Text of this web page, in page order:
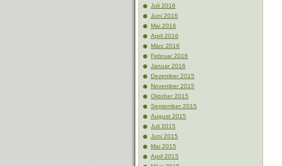
Juli 2016
Juni 2016
Mai 2016
April 2016
März 2016
Februar 2016
Januar 2016
Dezember 2015
November 2015
Oktober 2015
September 2015
August 2015
Juli 2015
Juni 2015
Mai 2015
April 2015